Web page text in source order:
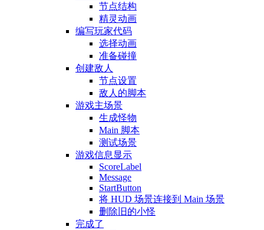
节点结构
精灵动画
编写玩家代码
选择动画
准备碰撞
创建敌人
节点设置
敌人的脚本
游戏主场景
生成怪物
Main 脚本
测试场景
游戏信息显示
ScoreLabel
Message
StartButton
将 HUD 场景连接到 Main 场景
删除旧的小怪
完成了